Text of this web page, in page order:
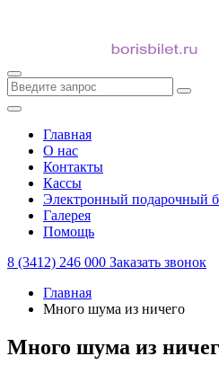
Главная
О нас
Контакты
Кассы
Электронный подарочный
Галерея
Помощь
8 (3412) 246 000 Заказать звонок
Главная
Много шума из ничего
Много шума из